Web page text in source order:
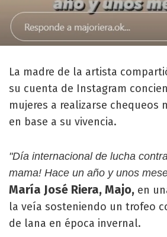
La madre de la artista
su cuenta de Instagram
mujeres a realizarse chequeos
en base a su vivencia.
"Día internacional de lucha
mama! Hace un año y unos
María José Riera, Majo, en
la veía sosteniendo un trofeo
de lana en época invernal.